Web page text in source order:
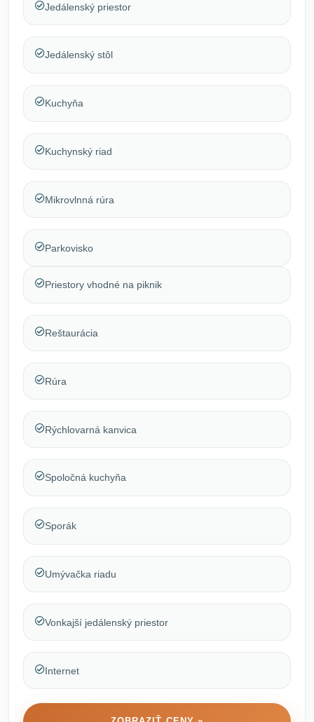
Jedálenský priestor
Jedálenský stôl
Kuchyňa
Kuchynský riad
Mikrovlnná rúra
Parkovisko
Priestory vhodné na piknik
Reštaurácia
Rúra
Rýchlovarná kanvica
Spoločná kuchyňa
Sporák
Umývačka riadu
Vonkajší jedálenský priestor
Internet